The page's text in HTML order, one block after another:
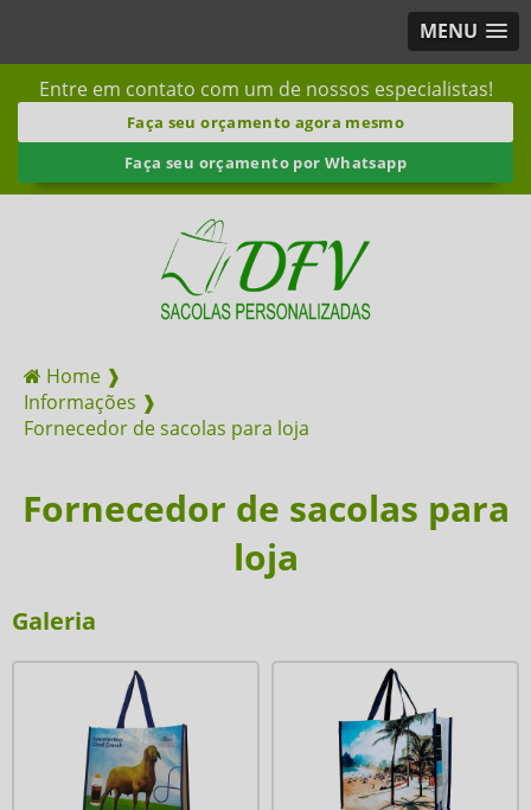
MENU
Entre em contato com um de nossos especialistas!
Faça seu orçamento agora mesmo
Faça seu orçamento por Whatsapp
Home ❱
Informações ❱
Fornecedor de sacolas para loja
Fornecedor de sacolas para
loja
Galeria